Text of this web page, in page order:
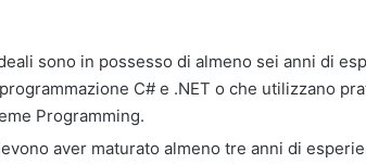
sono in possesso di almeno sei anni di
C# e .NET o che utilizzano
Programming.
aver maturato almeno tre anni di